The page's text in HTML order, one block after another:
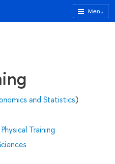
Menu
and Statistics)
Training